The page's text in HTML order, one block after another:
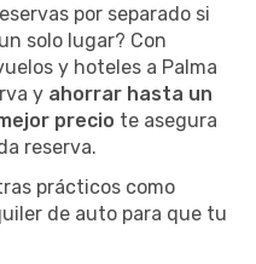
por separado si
solo lugar? Con
y hoteles a Palma
y ahorrar hasta un
precio te asegura
reserva.
prácticos como
de auto para que tu